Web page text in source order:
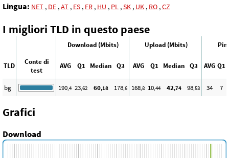
Lingua: NET , DE ,AT , ES , FR , HU , PL ,SK , UK , RO ,CZ
I migliori TLD in questo paese
Download (Mbits) Upload (Mbits)
TLD
Conte di
test
AVG Q1 Median Q3 AVG Q1 Median Q3 AVG Q1
bg 190,4 23,62 60,18 178,6 168,8 10,44 42,74 98,53 34 7
Grafici
Download